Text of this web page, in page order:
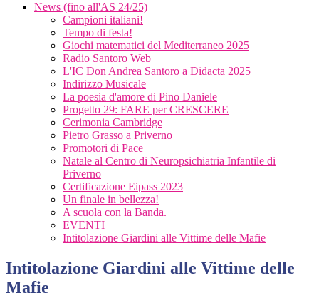
News (fino all'AS 24/25)
Campioni italiani!
Tempo di festa!
Giochi matematici del Mediterraneo 2025
Radio Santoro Web
L'IC Don Andrea Santoro a Didacta 2025
Indirizzo Musicale
La poesia d'amore di Pino Daniele
Progetto 29: FARE per CRESCERE
Cerimonia Cambridge
Pietro Grasso a Priverno
Promotori di Pace
Natale al Centro di Neuropsichiatria Infantile di
Priverno
Certificazione Eipass 2023
Un finale in bellezza!
A scuola con la Banda.
EVENTI
Intitolazione Giardini alle Vittime delle Mafie
Intitolazione Giardini alle Vittime delle
Mafie